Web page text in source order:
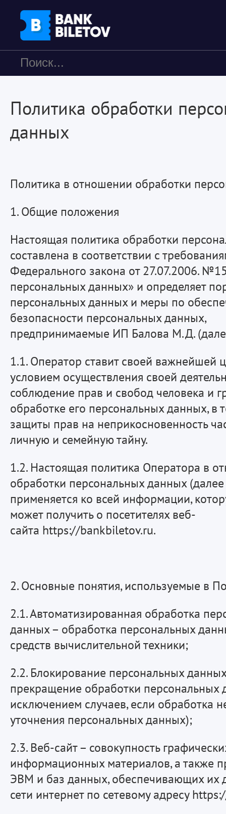
Политика обработки
данных
Политика в отношении обработки
1. Общие положения
Настоящая политика обработки
составлена в соответствии с
Федерального закона от 27.07.2006.
персональных данных» и определяет
персональных данных и меры по
безопасности персональных данных,
предпринимаемые ИП Балова М.Д.
1.1. Оператор ставит своей важнейшей
условием осуществления своей
соблюдение прав и свобод человека и
обработке его персональных данных, в
защиты прав на неприкосновенность
личную и семейную тайну.
1.2. Настоящая политика Оператора в
обработки персональных данных
применяется ко всей информации,
может получить о посетителях веб-
сайта https://bankbiletov.ru.
2. Основные понятия, используемые в
2.1. Автоматизированная обработка
данных – обработка персональных
средств вычислительной техники;
2.2. Блокирование персональных
прекращение обработки персональных
исключением случаев, если обработка
уточнения персональных данных);
2.3. Веб-сайт – совокупность
информационных материалов, а также
ЭВМ и баз данных, обеспечивающих их
сети интернет по сетевому адресу